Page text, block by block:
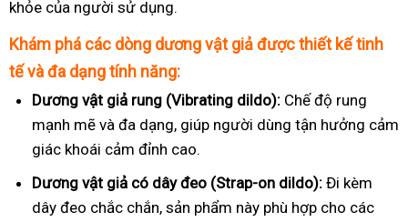
khỏe của người sử dụng.
Khám phá các dòng dương vật giả được thiết kế tinh
tế và đa dạng tính năng:
Dương vật giả rung (Vibrating dildo): Chế độ rung
mạnh mẽ và đa dạng, giúp người dùng tận hưởng cảm
giác khoái cảm đỉnh cao.
Dương vật giả có dây đeo (Strap-on dildo): Đi kèm
dây đeo chắc chắn, sản phẩm này phù hợp cho các